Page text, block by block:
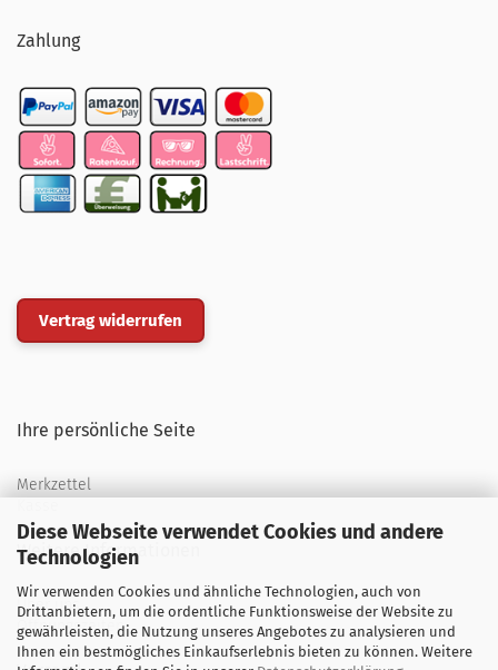
Diese Webseite verwendet Cookies und andere
Technologien
Wir verwenden Cookies und ähnliche Technologien, auch von
Drittanbietern, um die ordentliche Funktionsweise der Website zu
gewährleisten, die Nutzung unseres Angebotes zu analysieren und
Ihnen ein bestmögliches Einkaufserlebnis bieten zu können. Weitere
Zahlung
Vertrag widerrufen
Ihre persönliche Seite
Merkzettel
Weitere Informationen
Über uns
Öffnungszeiten